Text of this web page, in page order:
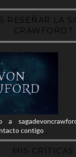
RESEÑAR LA
CRAWFORD?
a
contigo
MIS CRÍTICAS